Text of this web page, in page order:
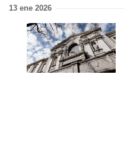
13 ene 2026